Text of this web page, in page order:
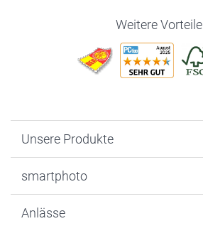
Weitere Vorteile
Unsere Produkte
Fotogeschenke
MyNameBook
smartphoto
Warum smartphoto
Anlässe